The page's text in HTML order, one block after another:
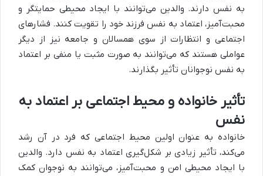
به نفس دارند. والدین می‌توانند با ایجاد محیطی حمایتگر و
محبت‌آمیز، اعتماد به نفس فرزند خود را تقویت کنند. فشارهای
اجتماعی و انتظارات از سوی همسالان و جامعه نیز از دیگر
عواملی هستند که می‌توانند به صورت مثبت یا منفی بر اعتماد
به نفس نوجوانان تأثیر بگذارند.
تأثیر خانواده و محیط اجتماعی بر اعتماد به
نفس
خانواده به عنوان اولین محیط اجتماعی که فرد در آن رشد
می‌کند، تأثیر زیادی بر شکل‌گیری اعتماد به نفس دارد. والدین
با ایجاد محیطی امن و محبت‌آمیز، می‌توانند به نوجوان کمک